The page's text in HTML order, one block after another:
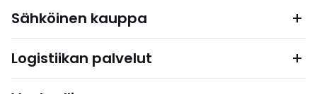
Sähköinen kauppa
Logistiikan palvelut